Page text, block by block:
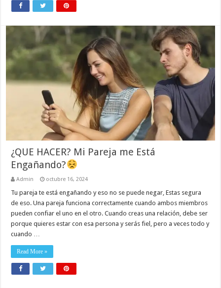
¿QUE HACER? Mi Pareja me Está
Engañando?
Admin octubre 16, 2024
Tu pareja te está engañando y eso no se puede negar, Estas segura
de eso. Una pareja funciona correctamente cuando ambos miembros
pueden confiar el uno en el otro. Cuando creas una relación, debe ser
porque quieres estar con esa persona y serás fiel, pero a veces todo y
cuando …
Read More »